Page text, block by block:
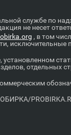
службе по
не несет
, в том
исключительные
отдельных